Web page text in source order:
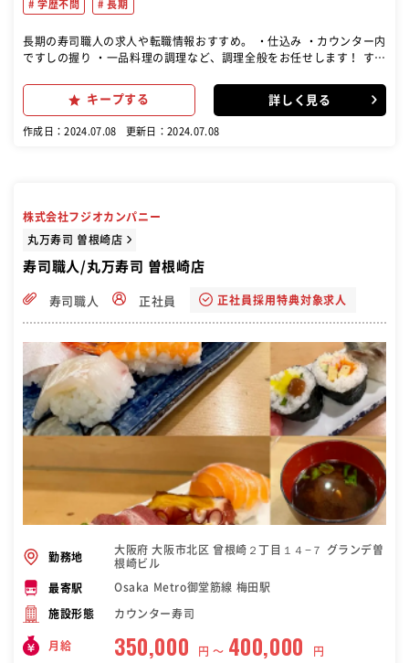
学歴不問 長期
長期の寿司職人の求人や転職情報おすすめ。 ・仕込み ・カウンター内
ですしの握り ・一品料理の調理など、調理全般をお任せします！ すし
を握り、ご提供するのが寿司職人の大切な仕事。その他、季節の一品
料理の調理なども担当します。
キープする 詳しく見る
作成日：2024.07.08 更新日：2024.07.08
株式会社フジオカンパニー
丸万寿司 曽根崎店
寿司職人/丸万寿司 曽根崎店
寿司職人 正社員 正社員採用特典対象求人
勤務地
大阪府 大阪市北区 曾根崎２丁目１４−７ グランデ曽
根崎ビル
最寄駅 Osaka Metro御堂筋線 梅田駅
施設形態 カウンター寿司
月給 350,000 円 〜 400,000 円